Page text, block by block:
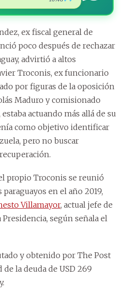
ex fiscal general de
poco después de rechazar
advirtió a altos
Troconis, ex funcionario
por figuras de la oposición
Maduro y comisionado
actuando más allá de su
como objetivo identificar
pero no buscar
propio Troconis se reunió
en el año 2019,
Villamayor, actual jefe de
según señala el
y obtenido por The Post
la deuda de USD 269